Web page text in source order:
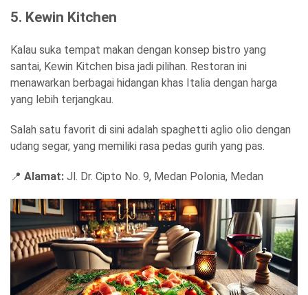
5. Kewin Kitchen
Kalau suka tempat makan dengan konsep bistro yang
santai, Kewin Kitchen bisa jadi pilihan. Restoran ini
menawarkan berbagai hidangan khas Italia dengan harga
yang lebih terjangkau.
Salah satu favorit di sini adalah spaghetti aglio olio dengan
udang segar, yang memiliki rasa pedas gurih yang pas.
📍 Alamat: Jl. Dr. Cipto No. 9, Medan Polonia, Medan